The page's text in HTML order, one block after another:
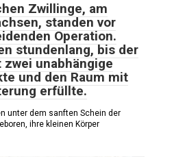
Zwillinge, am
standen vor
Operation.
stundenlang, bis der
unabhängige
und den Raum mit
erfüllte.
unter dem sanften Schein der
ihre kleinen Körper